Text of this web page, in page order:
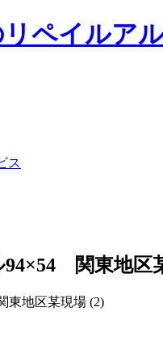
ス
94×54 関東地区